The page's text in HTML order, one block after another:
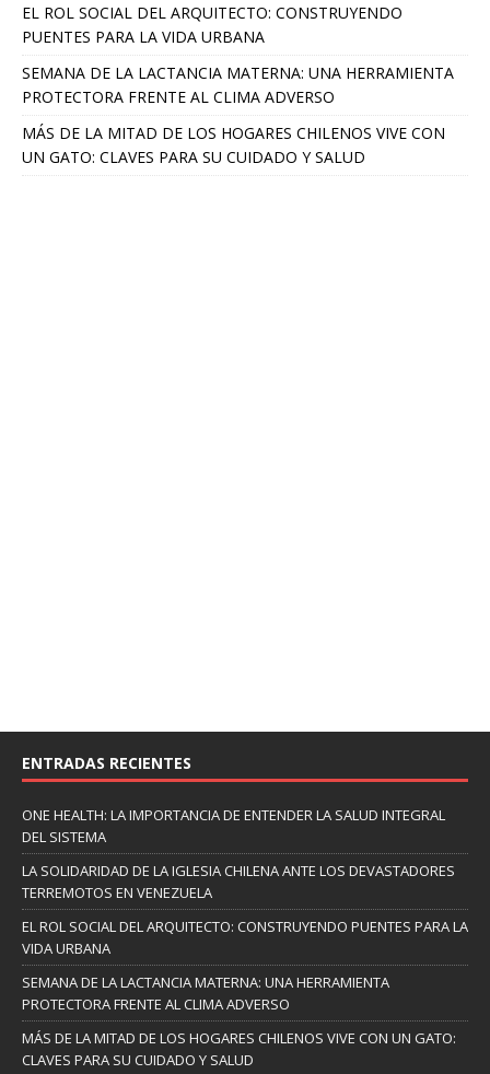
EL ROL SOCIAL DEL ARQUITECTO: CONSTRUYENDO
PUENTES PARA LA VIDA URBANA
SEMANA DE LA LACTANCIA MATERNA: UNA HERRAMIENTA
PROTECTORA FRENTE AL CLIMA ADVERSO
MÁS DE LA MITAD DE LOS HOGARES CHILENOS VIVE CON
UN GATO: CLAVES PARA SU CUIDADO Y SALUD
ENTRADAS RECIENTES
ONE HEALTH: LA IMPORTANCIA DE ENTENDER LA SALUD INTEGRAL
DEL SISTEMA
LA SOLIDARIDAD DE LA IGLESIA CHILENA ANTE LOS DEVASTADORES
TERREMOTOS EN VENEZUELA
EL ROL SOCIAL DEL ARQUITECTO: CONSTRUYENDO PUENTES PARA LA
VIDA URBANA
SEMANA DE LA LACTANCIA MATERNA: UNA HERRAMIENTA
PROTECTORA FRENTE AL CLIMA ADVERSO
MÁS DE LA MITAD DE LOS HOGARES CHILENOS VIVE CON UN GATO:
CLAVES PARA SU CUIDADO Y SALUD